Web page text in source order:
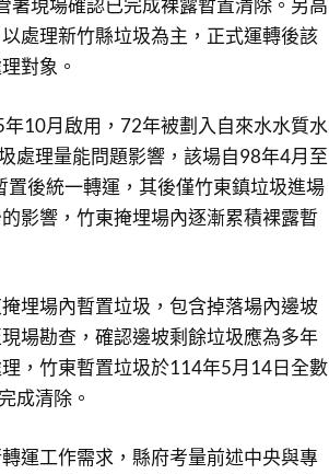
現場確認已完成裸露暫置清除。另高
處理新竹縣垃圾為主，正式運轉後該
對象。
10月啟用，72年被劃入自來水水質水
處理量能問題影響，該場自98年4月至
後統一轉運，其後僅竹東鎮垃圾進場
影響，竹東掩埋場內逐漸累積裸露暫
埋場內暫置垃圾，包含掉落場內邊坡
場勘查，確認邊坡剩餘垃圾應為多年
，竹東暫置垃圾於114年5月14日全數
成清除。
運工作需求，縣府考量前述中央與專